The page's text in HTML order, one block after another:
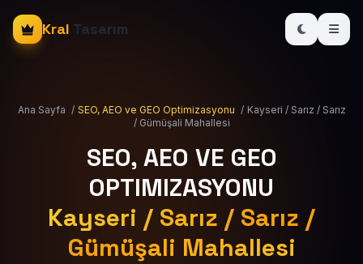
Kral Tasarım
Ana Sayfa / SEO, AEO ve GEO Optimizasyonu / Kayseri / Sarız / Sarız
/ Gümüşali Mahallesi
SEO, AEO VE GEO
OPTIMIZASYONU
Kayseri / Sarız / Sarız /
Gümüşali Mahallesi